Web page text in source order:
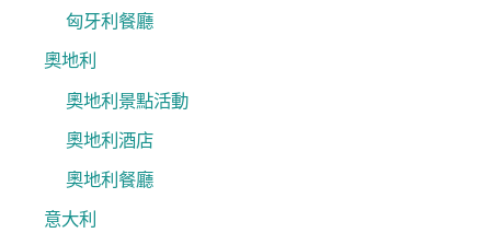
匈牙利餐廳
奧地利
奧地利景點活動
奧地利酒店
奧地利餐廳
意大利